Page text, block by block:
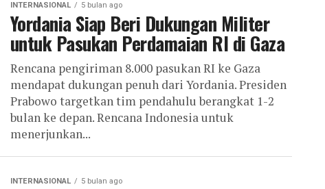
INTERNASIONAL 5 bulan ago
Yordania Siap Beri Dukungan Militer
untuk Pasukan Perdamaian RI di Gaza
Rencana pengiriman 8.000 pasukan RI ke Gaza
mendapat dukungan penuh dari Yordania. Presiden
Prabowo targetkan tim pendahulu berangkat 1-2
bulan ke depan. Rencana Indonesia untuk
menerjunkan...
INTERNASIONAL 5 bulan ago